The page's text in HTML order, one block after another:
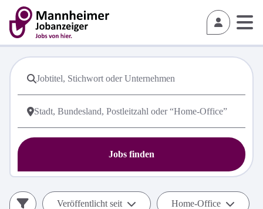
Jobs finden
Veröffentlicht seit Home-Office